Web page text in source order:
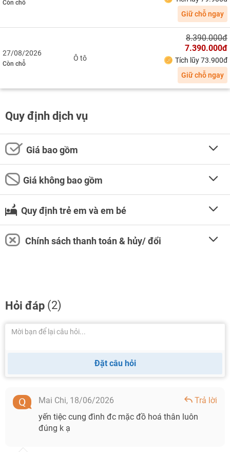
Còn chỗ
Giữ chỗ ngay
27/08/2026
Còn chỗ
Ô tô
8.390.000đ
7.390.000đ
Tích lũy 73.900đ
Giữ chỗ ngay
Quy định dịch vụ
Giá bao gồm
Giá không bao gồm
Quy định trẻ em và em bé
Chính sách thanh toán & hủy/ đổi
Hỏi đáp (2)
Đặt câu hỏi
Mai Chi, 18/06/2026
Trả lời
yến tiệc cung đình đc mặc đồ hoá thân luôn
đúng k ạ